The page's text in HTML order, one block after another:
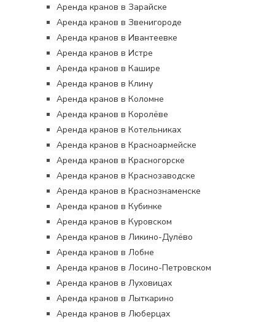
Аренда кранов в Зарайске
Аренда кранов в Звенигороде
Аренда кранов в Ивантеевке
Аренда кранов в Истре
Аренда кранов в Кашире
Аренда кранов в Клину
Аренда кранов в Коломне
Аренда кранов в Королёве
Аренда кранов в Котельниках
Аренда кранов в Красноармейске
Аренда кранов в Красногорске
Аренда кранов в Краснозаводске
Аренда кранов в Краснознаменске
Аренда кранов в Кубинке
Аренда кранов в Куровском
Аренда кранов в Ликино-Дулёво
Аренда кранов в Лобне
Аренда кранов в Лосино-Петровском
Аренда кранов в Луховицах
Аренда кранов в Лыткарино
Аренда кранов в Люберцах